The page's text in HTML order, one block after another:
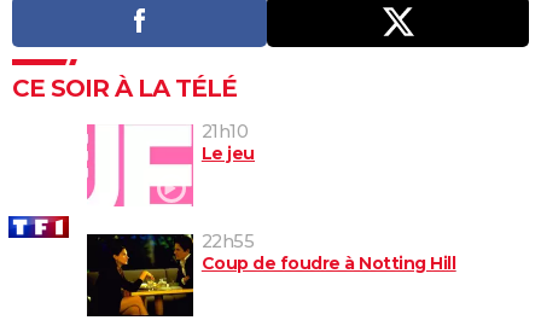
CE SOIR À LA TÉLÉ
21h10
Le jeu
22h55
Coup de foudre à Notting Hill